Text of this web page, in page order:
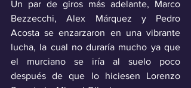
Un par de giros más adelante, Marco
Bezzecchi, Alex Márquez y Pedro
Acosta se enzarzaron en una vibrante
lucha, la cual no duraría mucho ya que
el murciano se iría al suelo poco
después de que lo hiciesen Lorenzo